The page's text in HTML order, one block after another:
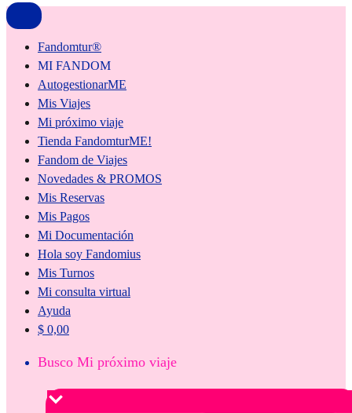
Fandomtur®
MI FANDOM
AutogestionarME
Mis Viajes
Mi próximo viaje
Tienda FandomturME!
Fandom de Viajes
Novedades & PROMOS
Mis Reservas
Mis Pagos
Mi Documentación
Hola soy Fandomius
Mis Turnos
Mi consulta virtual
Ayuda
$ 0,00
Busco Mi próximo viaje